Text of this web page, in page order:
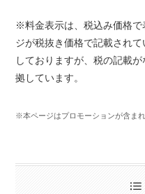
※料金表示は、税込み価格で
ジが税抜き価格で記載され
しておりますが、税の記載
拠しています。
※本ページはプロモーションが含ま